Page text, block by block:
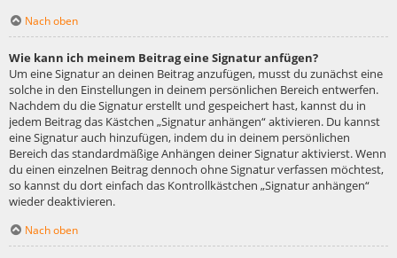
Nach oben
Wie kann ich meinem Beitrag eine Signatur anfügen?
Um eine Signatur an deinen Beitrag anzufügen, musst du zunächst eine
solche in den Einstellungen in deinem persönlichen Bereich entwerfen.
Nachdem du die Signatur erstellt und gespeichert hast, kannst du in
jedem Beitrag das Kästchen „Signatur anhängen“ aktivieren. Du kannst
eine Signatur auch hinzufügen, indem du in deinem persönlichen
Bereich das standardmäßige Anhängen deiner Signatur aktivierst. Wenn
du einen einzelnen Beitrag dennoch ohne Signatur verfassen möchtest,
so kannst du dort einfach das Kontrollkästchen „Signatur anhängen“
wieder deaktivieren.
Nach oben